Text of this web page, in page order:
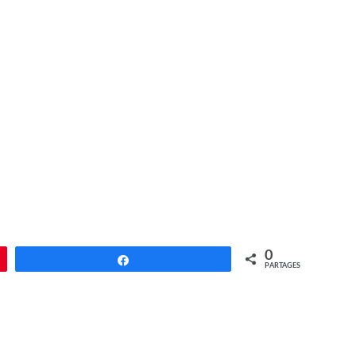
0
PARTAGES